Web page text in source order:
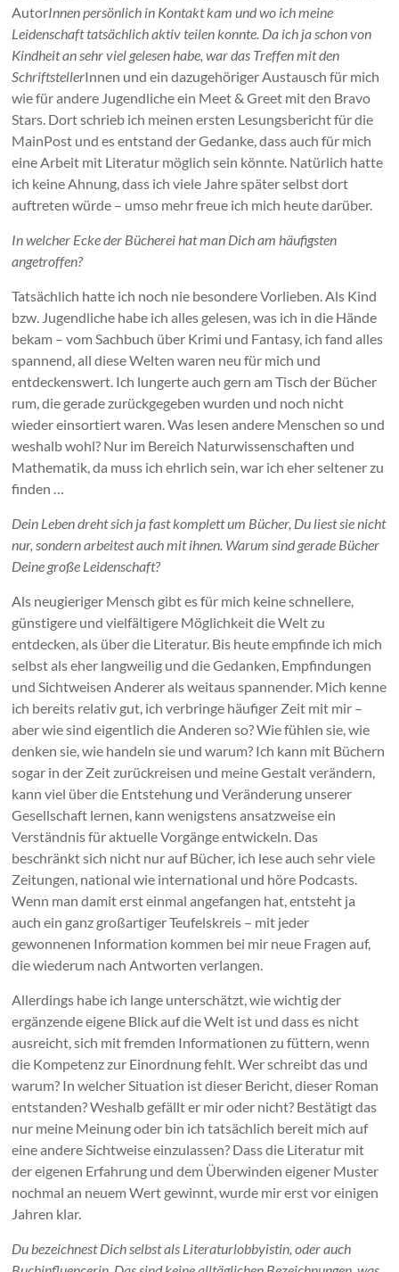
AutorInnen persönlich in Kontakt kam und wo ich meine
Leidenschaft tatsächlich aktiv teilen konnte. Da ich ja schon von
Kindheit an sehr viel gelesen habe, war das Treffen mit den
SchriftstellerInnen und ein dazugehöriger Austausch für mich
wie für andere Jugendliche ein Meet & Greet mit den Bravo
Stars. Dort schrieb ich meinen ersten Lesungsbericht für die
MainPost und es entstand der Gedanke, dass auch für mich
eine Arbeit mit Literatur möglich sein könnte. Natürlich hatte
ich keine Ahnung, dass ich viele Jahre später selbst dort
auftreten würde – umso mehr freue ich mich heute darüber.
In welcher Ecke der Bücherei hat man Dich am häufigsten
angetroffen?
Tatsächlich hatte ich noch nie besondere Vorlieben. Als Kind
bzw. Jugendliche habe ich alles gelesen, was ich in die Hände
bekam – vom Sachbuch über Krimi und Fantasy, ich fand alles
spannend, all diese Welten waren neu für mich und
entdeckenswert. Ich lungerte auch gern am Tisch der Bücher
rum, die gerade zurückgegeben wurden und noch nicht
wieder einsortiert waren. Was lesen andere Menschen so und
weshalb wohl? Nur im Bereich Naturwissenschaften und
Mathematik, da muss ich ehrlich sein, war ich eher seltener zu
finden …
Dein Leben dreht sich ja fast komplett um Bücher, Du liest sie nicht
nur, sondern arbeitest auch mit ihnen. Warum sind gerade Bücher
Deine große Leidenschaft?
Als neugieriger Mensch gibt es für mich keine schnellere,
günstigere und vielfältigere Möglichkeit die Welt zu
entdecken, als über die Literatur. Bis heute empfinde ich mich
selbst als eher langweilig und die Gedanken, Empfindungen
und Sichtweisen Anderer als weitaus spannender. Mich kenne
ich bereits relativ gut, ich verbringe häufiger Zeit mit mir –
aber wie sind eigentlich die Anderen so? Wie fühlen sie, wie
denken sie, wie handeln sie und warum? Ich kann mit Büchern
sogar in der Zeit zurückreisen und meine Gestalt verändern,
kann viel über die Entstehung und Veränderung unserer
Gesellschaft lernen, kann wenigstens ansatzweise ein
Verständnis für aktuelle Vorgänge entwickeln. Das
beschränkt sich nicht nur auf Bücher, ich lese auch sehr viele
Zeitungen, national wie international und höre Podcasts.
Wenn man damit erst einmal angefangen hat, entsteht ja
auch ein ganz großartiger Teufelskreis – mit jeder
gewonnenen Information kommen bei mir neue Fragen auf,
die wiederum nach Antworten verlangen.
Allerdings habe ich lange unterschätzt, wie wichtig der
ergänzende eigene Blick auf die Welt ist und dass es nicht
ausreicht, sich mit fremden Informationen zu füttern, wenn
die Kompetenz zur Einordnung fehlt. Wer schreibt das und
warum? In welcher Situation ist dieser Bericht, dieser Roman
entstanden? Weshalb gefällt er mir oder nicht? Bestätigt das
nur meine Meinung oder bin ich tatsächlich bereit mich auf
eine andere Sichtweise einzulassen? Dass die Literatur mit
der eigenen Erfahrung und dem Überwinden eigener Muster
nochmal an neuem Wert gewinnt, wurde mir erst vor einigen
Jahren klar.
Du bezeichnest Dich selbst als Literaturlobbyistin, oder auch